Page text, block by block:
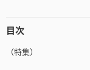
目次
（特集）